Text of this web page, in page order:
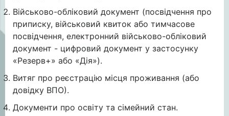
Військово-обліковий документ (посвідчення про
приписку, військовий квиток або тимчасове
посвідчення, електронний військово-обліковий
документ - цифровий документ у застосунку
«Резерв+» або «Дія»).
Витяг про реєстрацію місця проживання (або
довідку ВПО).
Документи про освіту та сімейний стан.